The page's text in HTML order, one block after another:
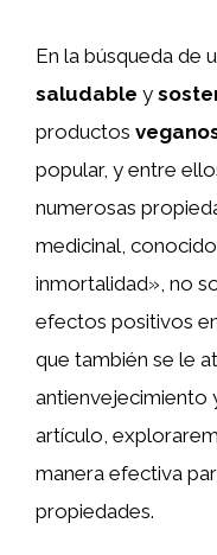
En la búsqueda de
saludable y
productos
popular, y entre
numerosas
medicinal,
inmortalidad», no
efectos positivos
que también se le
antienvejecimiento
artículo,
manera efectiva
propiedades.